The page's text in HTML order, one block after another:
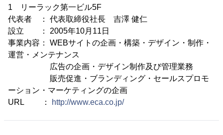
1 リーラック第一ビル5F
代表者 ： 代表取締役社長 吉澤 健仁
設立 ： 2005年10月11日
事業内容： WEBサイトの企画・構築・デザイン・制作・
運営・メンテナンス
広告の企画・デザイン制作及び管理業務
販売促進・ブランディング・セールスプロモ
ーション・マーケティングの企画
URL ：
http://www.eca.co.jp/